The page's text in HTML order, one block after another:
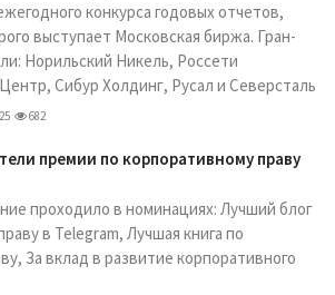
конкурса годовых отчетов,
выступает Московская биржа. Гран-
Норильский Никель, Россети
Сибур Холдинг, Русал и Северсталь
682
премии по корпоративному праву
проходило в номинациях: Лучший блог
в Telegram, Лучшая книга по
За вклад в развитие корпоративного